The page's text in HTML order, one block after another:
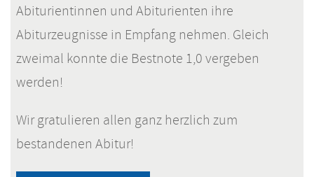
Abiturientinnen und Abiturienten ihre
Abiturzeugnisse in Empfang nehmen. Gleich
zweimal konnte die Bestnote 1,0 vergeben
werden!
Wir gratulieren allen ganz herzlich zum
bestandenen Abitur!